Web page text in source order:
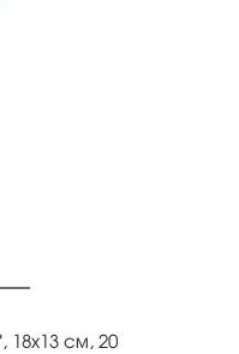
18х13 см, 20